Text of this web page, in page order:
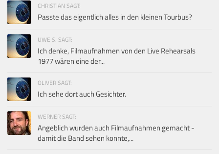
CHRISTIAN SAGT:
Passte das eigentlich alles in den kleinen Tourbus?
UWE S. SAGT:
Ich denke, Filmaufnahmen von den Live Rehearsals
1977 wären eine der...
OLIVER SAGT:
Ich sehe dort auch Gesichter.
WERNER SAGT:
Angeblich wurden auch Filmaufnahmen gemacht -
damit die Band sehen konnte,...